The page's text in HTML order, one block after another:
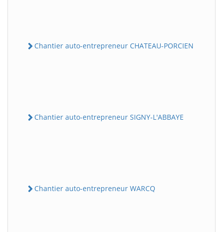
Chantier auto-entrepreneur CHATEAU-PORCIEN
Chantier auto-entrepreneur SIGNY-L'ABBAYE
Chantier auto-entrepreneur WARCQ